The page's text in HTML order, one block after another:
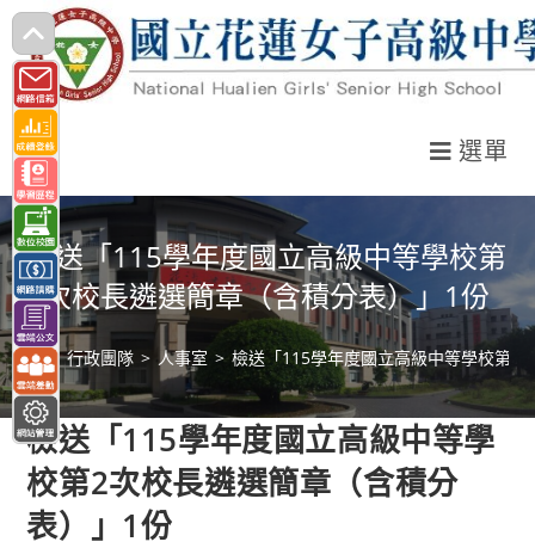
跳
轉
至
主
要
內
容
選單
檢送「115學年度國立高級中等學校第
2次校長遴選簡章（含積分表）」1份
> 行政團隊 > 人事室 > 檢送「115學年度國立高級中等學校第2
檢送「115學年度國立高級中等學
校第2次校長遴選簡章（含積分
表）」1份